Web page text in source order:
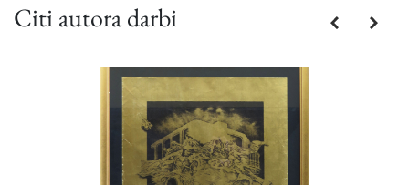
Citi autora darbi PreviousNext